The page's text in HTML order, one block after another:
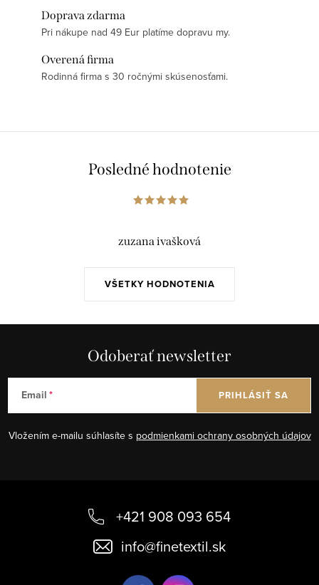
Doprava zdarma
Pri nákupe nad 49 Eur platíme dopravu my.
Overená firma
Rodinná firma s 30 ročnými skúsenosťami.
Posledné hodnotenie
VŠETKY HODNOTENIA
zuzana ivašková
Odoberať newsletter
Email
Vložením e-mailu súhlasíte s podmienkami ochrany osobných údajov
PRIHLÁSIŤ SA
+421 908 093 654
info@finetextil.sk